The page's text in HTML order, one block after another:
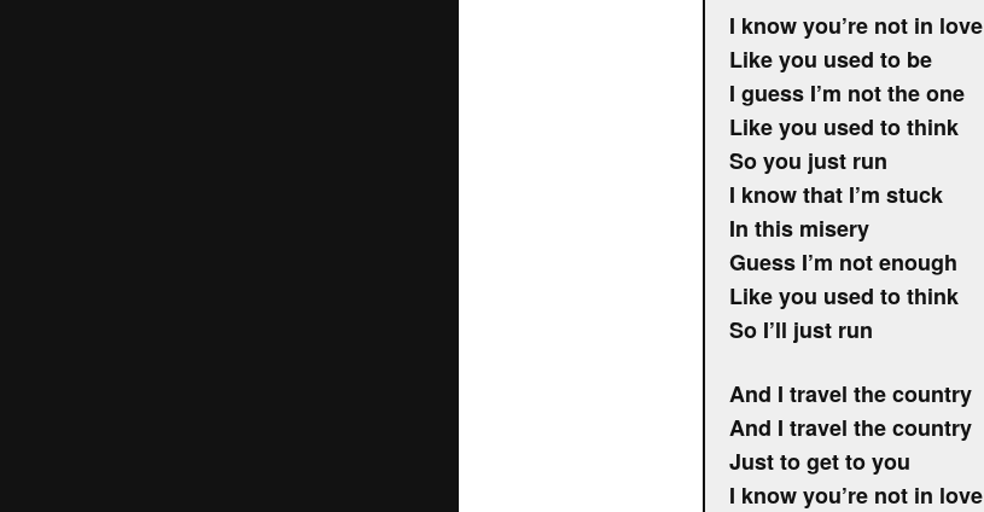
I know you’re not in love
Like you used to be
I guess I’m not the one
Like you used to think
So you just run
I know that I’m stuck
In this misery
Guess I’m not enough
Like you used to think
So I’ll just run
And I travel the country
And I travel the country
Just to get to you
I know you’re not in love